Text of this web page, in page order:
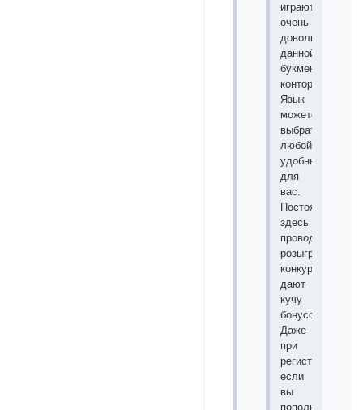
играют
очень
довольны
данной
букмекерской
конторой.
Язык
можете
выбрать
любой
удобный
для
вас.
Постоянно
здесь
проводятся
розыгрыши
конкурсы
дают
кучу
бонусов.
Даже
при
регистрации
если
вы
пополните